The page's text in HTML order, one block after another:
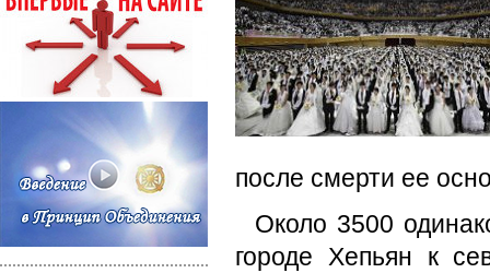
после смерти ее
Около 3500
городе Хепьян к